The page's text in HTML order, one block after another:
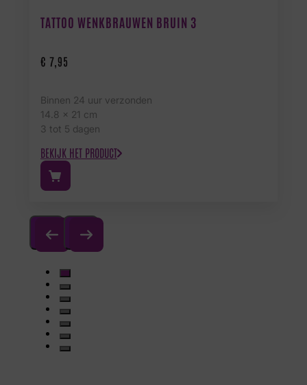
TATTOO WENKBRAUWEN BRUIN 3
€ 7,95
Binnen 24 uur verzonden
14.8 x 21 cm
3 tot 5 dagen
BEKIJK HET PRODUCT